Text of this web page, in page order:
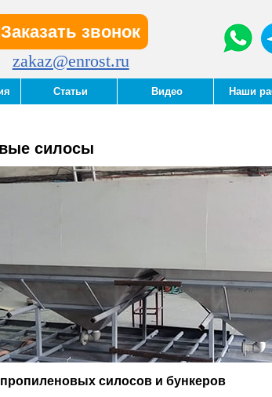
Заказать звонок
zakaz@enrost.ru
Статьи Видео Наши
силосы
силосов и бункеров